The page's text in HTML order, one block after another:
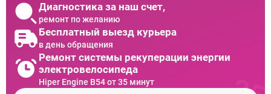
Диагностика за наш счет,
ремонт по желанию
Бесплатный выезд курьера
в день обращения
Ремонт системы рекуперации энергии
электровелосипеда
Hiper Engine B54 от 35 минут